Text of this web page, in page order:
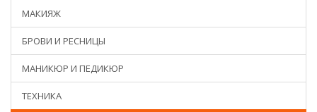
МАКИЯЖ
БРОВИ И РЕСНИЦЫ
МАНИКЮР И ПЕДИКЮР
ТЕХНИКА